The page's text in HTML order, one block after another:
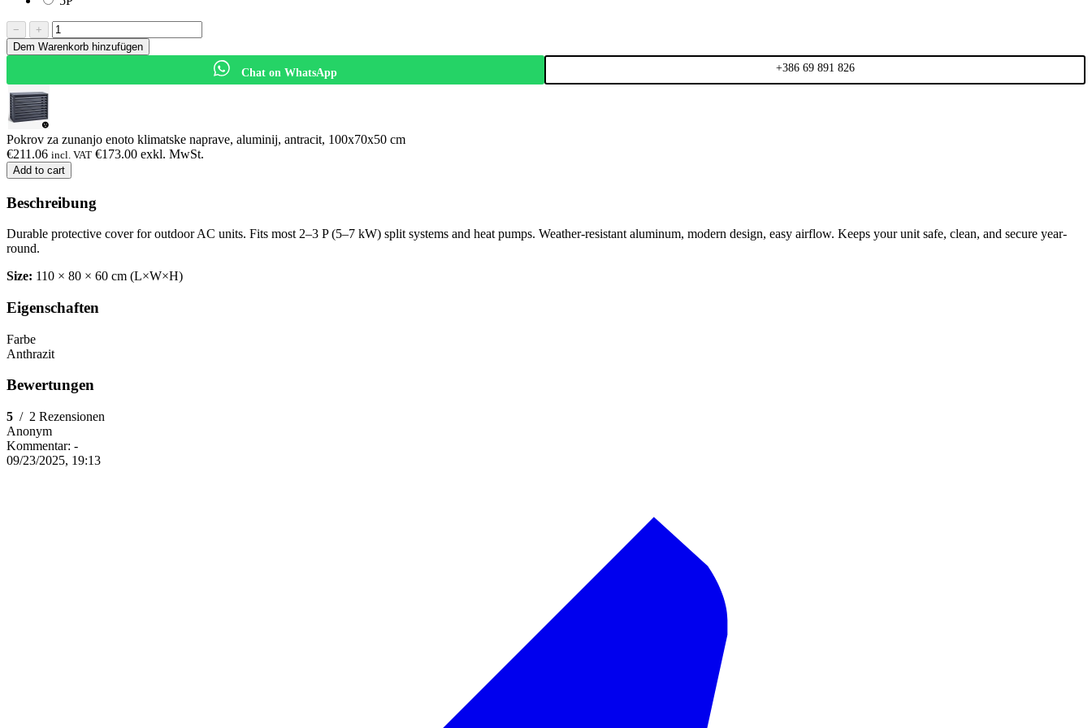
−
+
Dem Warenkorb hinzufügen
Chat on WhatsApp +386 69 891 826
Pokrov za zunanjo enoto klimatske naprave, aluminij, antracit, 100x70x50 cm
€211.06 incl. VAT €173.00 exkl. MwSt.
Add to cart
Beschreibung
Durable protective cover for outdoor AC units. Fits most 2–3 P (5–7 kW) split systems and heat pumps. Weather-resistant aluminum, modern design, easy airflow. Keeps your unit safe, clean, and secure year-
round.
Size: 110 × 80 × 60 cm (L×W×H)
Eigenschaften
Farbe
Anthrazit
Bewertungen
5 / 2 Rezensionen
Anonym
Kommentar: -
09/23/2025, 19:13